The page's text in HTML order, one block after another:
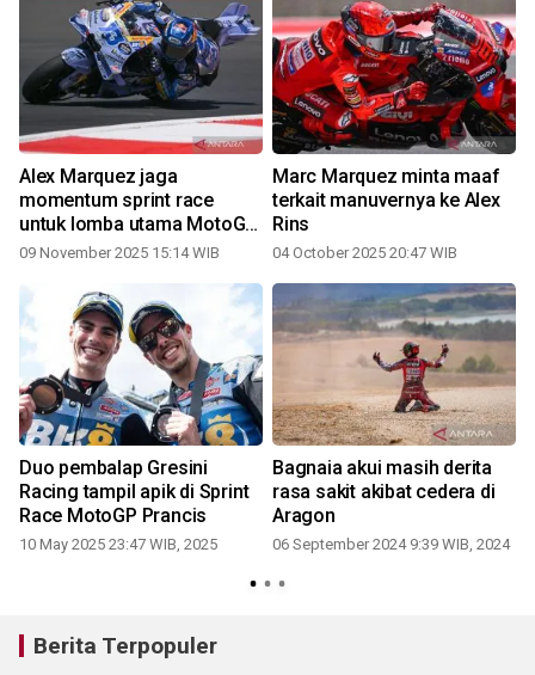
Alex Marquez jaga
momentum sprint race
untuk lomba utama MotoGP
Portugal
09 November 2025 15:14 WIB
Marc Marquez minta maaf
terkait manuvernya ke Alex
Rins
04 October 2025 20:47 WIB
Duo pembalap Gresini
Racing tampil apik di Sprint
Race MotoGP Prancis
10 May 2025 23:47 WIB, 2025
Bagnaia akui masih derita
rasa sakit akibat cedera di
Aragon
06 September 2024 9:39 WIB, 2024
Berita Terpopuler